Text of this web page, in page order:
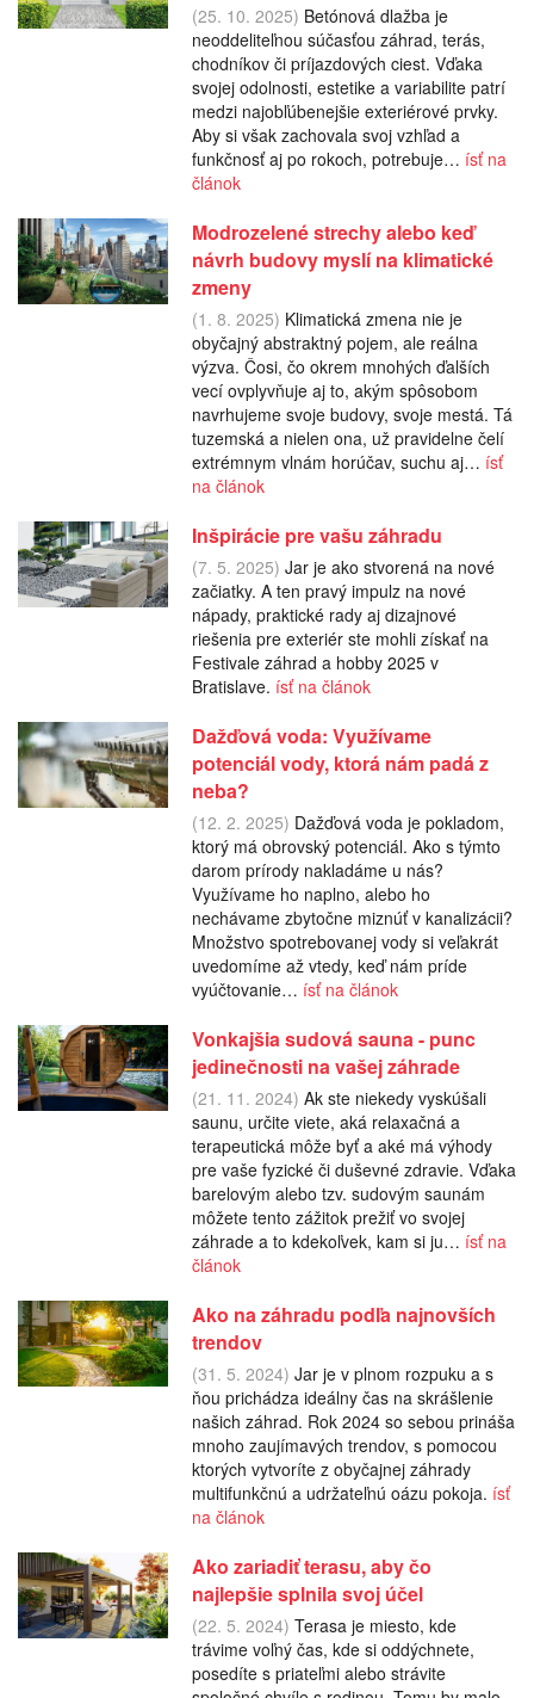
(25. 10. 2025) Betónová dlažba je
neoddeliteľnou súčasťou záhrad, terás,
chodníkov či príjazdových ciest. Vďaka
svojej odolnosti, estetike a variabilite patrí
medzi najobľúbenejšie exteriérové prvky.
Aby si však zachovala svoj vzhľad a
funkčnosť aj po rokoch, potrebuje… ísť na
článok
Modrozelené strechy alebo keď
návrh budovy myslí na klimatické
zmeny
(1. 8. 2025) Klimatická zmena nie je
obyčajný abstraktný pojem, ale reálna
výzva. Čosi, čo okrem mnohých ďalších
vecí ovplyvňuje aj to, akým spôsobom
navrhujeme svoje budovy, svoje mestá. Tá
tuzemská a nielen ona, už pravidelne čelí
extrémnym vlnám horúčav, suchu aj… ísť
na článok
Inšpirácie pre vašu záhradu
(7. 5. 2025) Jar je ako stvorená na nové
začiatky. A ten pravý impulz na nové
nápady, praktické rady aj dizajnové
riešenia pre exteriér ste mohli získať na
Festivale záhrad a hobby 2025 v
Bratislave. ísť na článok
Dažďová voda: Využívame
potenciál vody, ktorá nám padá z
neba?
(12. 2. 2025) Dažďová voda je pokladom,
ktorý má obrovský potenciál. Ako s týmto
darom prírody nakladáme u nás?
Využívame ho naplno, alebo ho
nechávame zbytočne miznúť v kanalizácii?
Množstvo spotrebovanej vody si veľakrát
uvedomíme až vtedy, keď nám príde
vyúčtovanie… ísť na článok
Vonkajšia sudová sauna - punc
jedinečnosti na vašej záhrade
(21. 11. 2024) Ak ste niekedy vyskúšali
saunu, určite viete, aká relaxačná a
terapeutická môže byť a aké má výhody
pre vaše fyzické či duševné zdravie. Vďaka
barelovým alebo tzv. sudovým saunám
môžete tento zážitok prežiť vo svojej
záhrade a to kdekoľvek, kam si ju… ísť na
článok
Ako na záhradu podľa najnovších
trendov
(31. 5. 2024) Jar je v plnom rozpuku a s
ňou prichádza ideálny čas na skrášlenie
našich záhrad. Rok 2024 so sebou prináša
mnoho zaujímavých trendov, s pomocou
ktorých vytvoríte z obyčajnej záhrady
multifunkčnú a udržateľnú oázu pokoja. ísť
na článok
Ako zariadiť terasu, aby čo
najlepšie splnila svoj účel
(22. 5. 2024) Terasa je miesto, kde
trávime voľný čas, kde si oddýchnete,
posedíte s priateľmi alebo strávite